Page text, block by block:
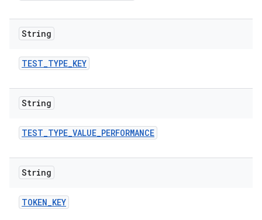
String
TEST_TYPE_KEY
String
TEST_TYPE_VALUE_PERFORMANCE
String
TOKEN_KEY